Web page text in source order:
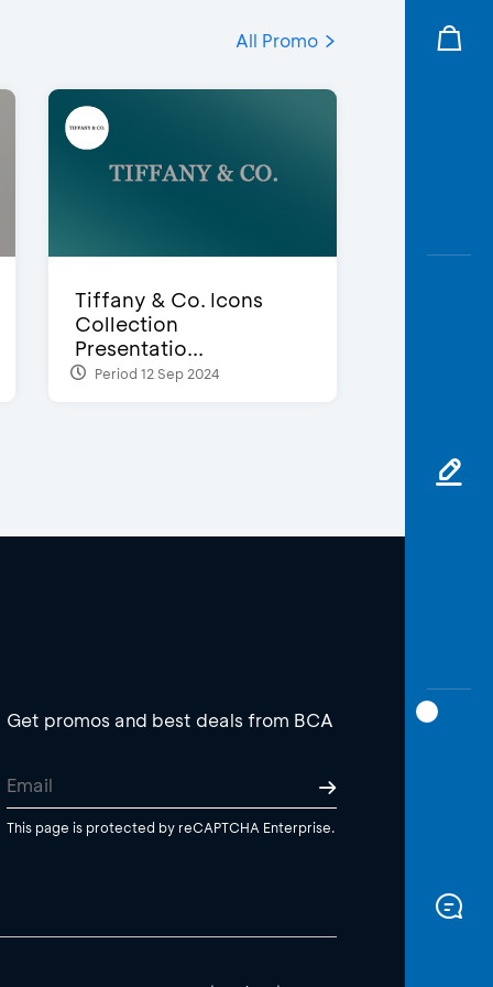
All Promo
Tiffany & Co. Icons
Collection
Presentatio...
Period 12 Sep 2024
Get promos and best deals from BCA
This page is protected by reCAPTCHA Enterprise.